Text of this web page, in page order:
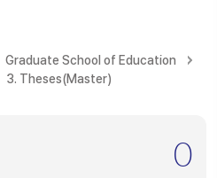
Graduate School of Education
3. Theses(Master)
0